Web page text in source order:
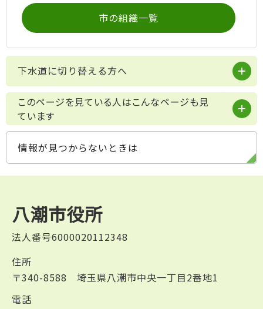
市の組織一覧
下水道に切り替える方へ
このページを見ている人はこんなページも見
ています
情報が見つからないときは
八潮市役所
法人番号6000020112348
住所
〒340-8588 埼玉県八潮市中央一丁目2番地1
電話